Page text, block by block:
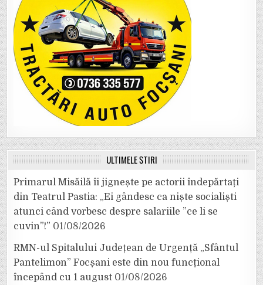
ULTIMELE ȘTIRI
Primarul Misăilă îi jignește pe actorii îndepărtați
din Teatrul Pastia: „Ei gândesc ca niște socialiști
atunci când vorbesc despre salariile ”ce li se
cuvin”!” 01/08/2026
RMN-ul Spitalului Județean de Urgență „Sfântul
Pantelimon” Focșani este din nou funcțional
începând cu 1 august 01/08/2026